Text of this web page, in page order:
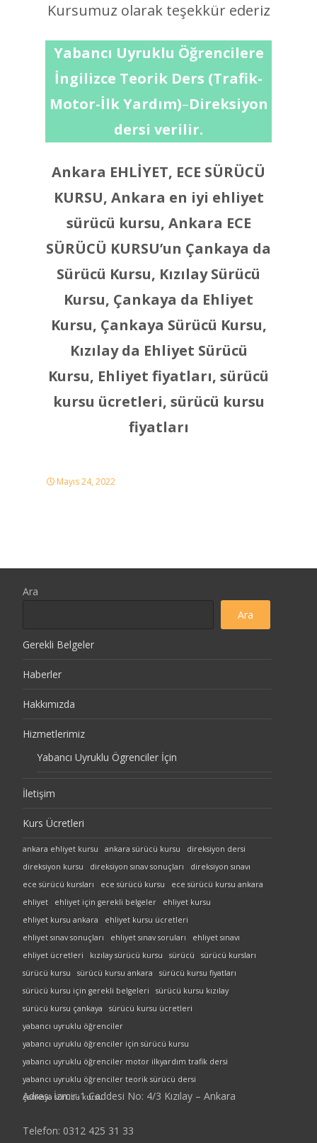
Kursumuz olarak teşekkür ederiz
Yabancı Uyruklu Öğrencilere
İngilizce Teorik Ders (Trafik-
Motor-İlk Yardım)–Direksiyon
dersi verilir.
Ankara EHLİYET, ECE SÜRÜCÜ
KURSU, Ankara en iyi ehliyet
sürücü kursu, Ankara ECE
SÜRÜCÜ KURSU’un Çankaya da
Sürücü Kursu, Kızılay Sürücü
Kursu, Çankaya da Ehliyet
Kursu, Çankaya Sürücü Kursu,
Kızılay da Ehliyet Sürücü
Kursu, Ehliyet fiyatları, sürücü
kursu ücretleri, sürücü kursu
fiyatları
Mayıs 24, 2022
Ara
Ara
Gerekli Belgeler
Haberler
Hakkımızda
Hizmetlerimiz
Yabancı Uyruklu Ögrenciler İçin
İletişim
Kurs Ücretleri
ankara ehliyet kursu ankara sürücü kursu
direksiyon dersi
direksiyon kursu
direksiyon sınav sonuçları
direksiyon sınavı
ece sürücü kursları
ece sürücü kursu
ece sürücü kursu ankara
ehliyet
ehliyet için gerekli belgeler
ehliyet kursu
ehliyet kursu ankara
ehliyet kursu ücretleri
ehliyet sınav sonuçları
ehliyet sınav soruları
ehliyet sınavı
ehliyet ücretleri
kızılay sürücü kursu sürücü
sürücü kursları
sürücü kursu
sürücü kursu ankara
sürücü kursu fiyatları
sürücü kursu için gerekli belgeleri
sürücü kursu kızılay
sürücü kursu çankaya
sürücü kursu ücretleri
yabancı uyruklu öğrenciler
yabancı uyruklu öğrenciler için sürücü kursu
yabancı uyruklu öğrenciler motor ilkyardım trafik dersi
yabancı uyruklu öğrenciler teorik sürücü dersi
çankaya sürücü kursu
Adres: İzmir-1 Caddesi No: 4/3 Kızılay – Ankara
Telefon: 0312 425 31 33